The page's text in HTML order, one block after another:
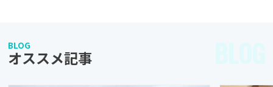
BLOG
オススメ記事